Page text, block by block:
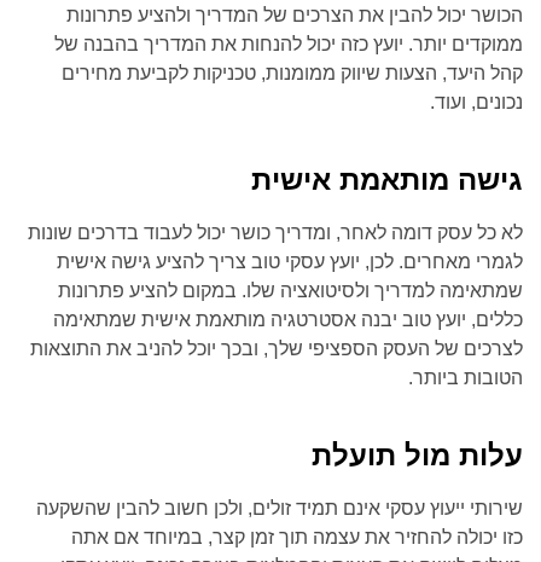
הכושר יכול להבין את הצרכים של המדריך ולהציע פתרונות
ממוקדים יותר. יועץ כזה יכול להנחות את המדריך בהבנה של
קהל היעד, הצעות שיווק ממומנות, טכניקות לקביעת מחירים
נכונים, ועוד.
גישה מותאמת אישית
לא כל עסק דומה לאחר, ומדריך כושר יכול לעבוד בדרכים שונות
לגמרי מאחרים. לכן, יועץ עסקי טוב צריך להציע גישה אישית
שמתאימה למדריך ולסיטואציה שלו. במקום להציע פתרונות
כללים, יועץ טוב יבנה אסטרטגיה מותאמת אישית שמתאימה
לצרכים של העסק הספציפי שלך, ובכך יוכל להניב את התוצאות
הטובות ביותר.
עלות מול תועלת
שירותי ייעוץ עסקי אינם תמיד זולים, ולכן חשוב להבין שהשקעה
כזו יכולה להחזיר את עצמה תוך זמן קצר, במיוחד אם אתה